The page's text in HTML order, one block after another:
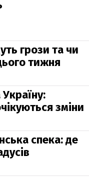
грози та чи
тижня
зміни
спека: де